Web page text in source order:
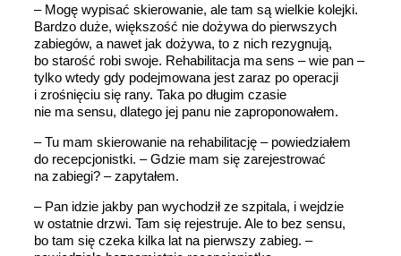
– Mogę wypisać skierowanie, ale tam są wielkie kolejki.
Bardzo duże, większość nie dożywa do pierwszych
zabiegów, a nawet jak dożywa, to z nich rezygnują,
bo starość robi swoje. Rehabilitacja ma sens – wie pan –
tylko wtedy gdy podejmowana jest zaraz po operacji
i zrośnięciu się rany. Taka po długim czasie
nie ma sensu, dlatego jej panu nie zaproponowałem.
– Tu mam skierowanie na rehabilitację – powiedziałem
do recepcjonistki. – Gdzie mam się zarejestrować
na zabiegi? – zapytałem.
– Pan idzie jakby pan wychodził ze szpitala, i wejdzie
w ostatnie drzwi. Tam się rejestruje. Ale to bez sensu,
bo tam się czeka kilka lat na pierwszy zabieg. –